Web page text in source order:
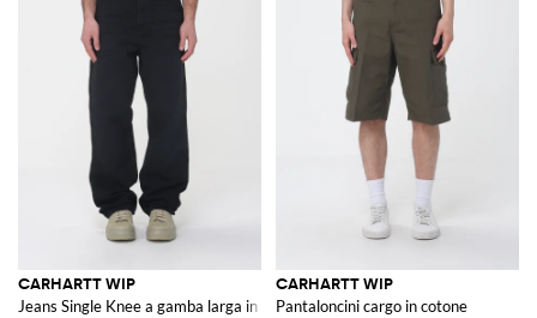
CARHARTT WIP
Jeans Single Knee a gamba larga in denim
CARHARTT WIP
Pantaloncini cargo in cotone